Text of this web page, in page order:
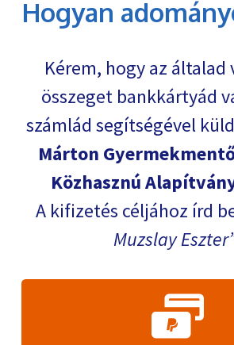
Hogyan
Kérem, hogy az
összeget bankkártyád
számlád segítségével
Márton
Közhasznú
A kifizetés céljához írd
Muzslay Eszter